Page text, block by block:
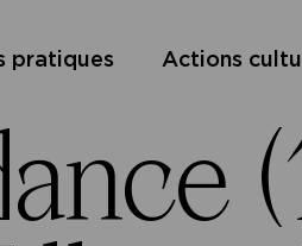
pratiques Actions